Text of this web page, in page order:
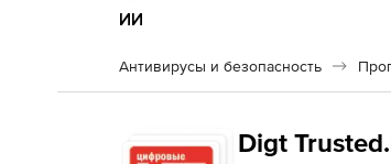
ИИ
Антивирусы и безопасность
Digt